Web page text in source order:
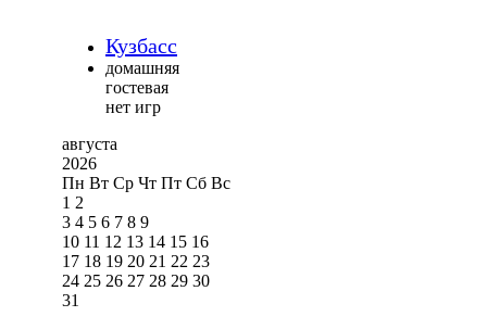
Кузбасс
домашняя
гостевая
нет игр
августа
2026
Пн Вт Ср Чт Пт Сб Вс
1 2
3 4 5 6 7 8 9
10 11 12 13 14 15 16
17 18 19 20 21 22 23
24 25 26 27 28 29 30
31